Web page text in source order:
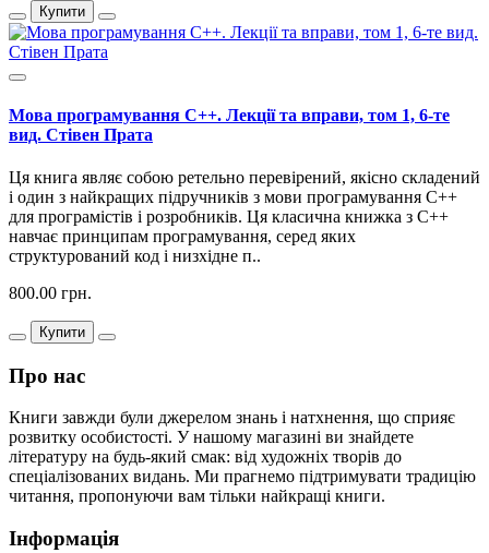
Купити
Мова програмування C++. Лекції та вправи, том 1, 6-те
вид. Стівен Прата
Ця книга являє собою ретельно перевірений, якісно складений
і один з найкращих підручників з мови програмування C++
для програмістів і розробників. Ця класична книжка з C++
навчає принципам програмування, серед яких
структурований код і низхідне п..
800.00 грн.
Купити
Про нас
Книги завжди були джерелом знань і натхнення, що сприяє
розвитку особистості. У нашому магазині ви знайдете
літературу на будь-який смак: від художніх творів до
спеціалізованих видань. Ми прагнемо підтримувати традицію
читання, пропонуючи вам тільки найкращі книги.
Інформація